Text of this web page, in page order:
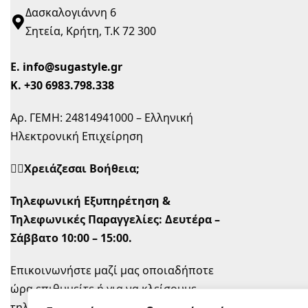
Δασκαλογιάννη 6
Σητεία, Κρήτη, Τ.Κ 72 300
Ε. info@sugastyle.gr
Κ. +30 6983.798.338
Αρ. ΓΕΜΗ: 24814941000 – Ελληνική
Ηλεκτρονική Επιχείρηση
🙋‍♀️Χρειάζεσαι Βοήθεια;
Τηλεφωνική Εξυπηρέτηση &
Τηλεφωνικές Παραγγελίες: Δευτέρα –
Σάββατο 10:00 – 15:00.
Επικοινωνήστε μαζί μας οποιαδήποτε
ώρα επιθυμείτε ή για να κλείσουμε